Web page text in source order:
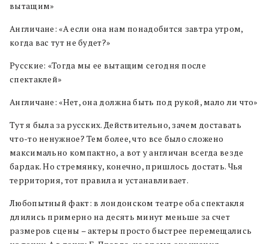
вытащим»
Англичане: «А если она нам понадобится завтра утром,
когда вас тут не будет?»
Русские: «Тогда мы ее вытащим сегодня после
спектаклей»
Англичане: «Нет, она должна быть под рукой, мало ли что»
Тут я была за русских. Действительно, зачем доставать
что-то ненужное? Тем более, что все было сложено
максимально компактно, а вот у англичан всегда везде
бардак. Но стремянку, конечно, пришлось достать. Чья
территория, тот правила и устанавливает.
Любопытный факт: в лондонском театре оба спектакля
длились примерно на десять минут меньше за счет
размеров сцены – актеры просто быстрее перемещались